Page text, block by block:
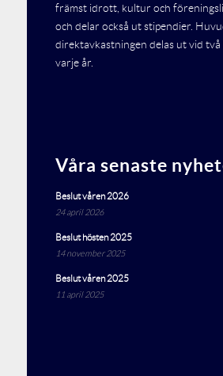
främst idrott, kultur och
och delar också ut stipendier.
direktavkastningen delas ut vid
varje år.
Våra senaste
Beslut våren 2026
24 april 2026
Beslut hösten 2025
14 november 2025
Beslut våren 2025
11 april 2025